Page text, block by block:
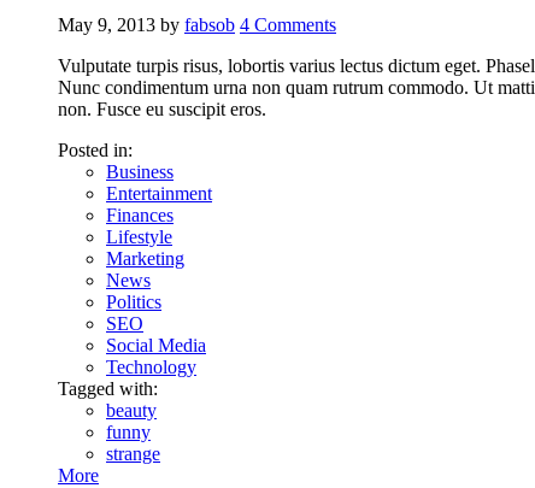
May 9, 2013 by fabsob 4 Comments
Vulputate turpis risus, lobortis varius lectus dictum eget.
Nunc condimentum urna non quam rutrum commodo. Ut
non. Fusce eu suscipit eros.
Posted in:
Business
Entertainment
Finances
Lifestyle
Marketing
News
Politics
SEO
Social Media
Technology
Tagged with:
beauty
funny
strange
More